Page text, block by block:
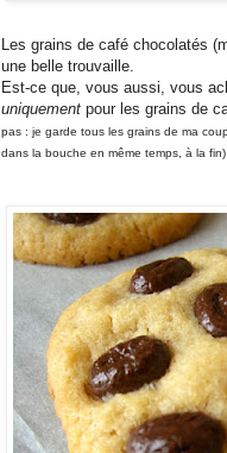
Les grains de café chocolatés
une belle trouvaille.
Est-ce que, vous aussi, vous
uniquement pour les grains de
pas : je garde tous les grains de ma
dans la bouche en même temps, à la fin)